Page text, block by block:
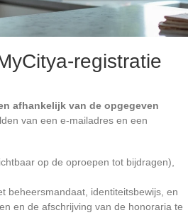
registratie
afhankelijk van de opgegeven
van een e-mailadres en een
op de oproepen tot bijdragen),
beheersmandaat, identiteitsbewijs, en
en de afschrijving van de honoraria te